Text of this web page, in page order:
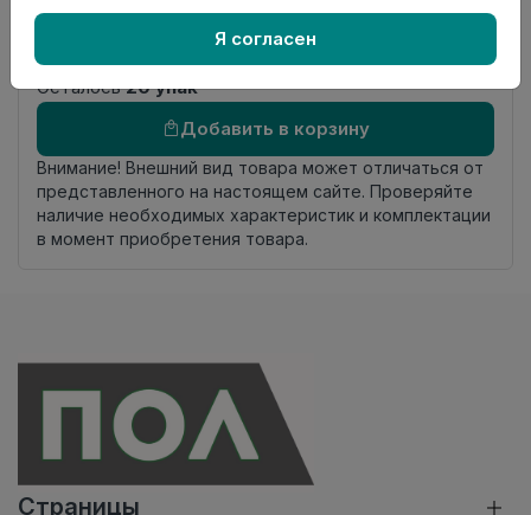
Страна
Осталось20 упак
Добавить в корзину
Внимание! Внешний вид товара может отличаться от
представленного на настоящем сайте. Проверяйте
наличие необходимых характеристик и комплектации
в момент приобретения товара.
Страницы
Я согласен